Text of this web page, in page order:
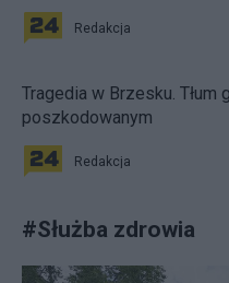
Redakcja
Tragedia w Brzesku. Tłum
poszkodowanym
Redakcja
#Służba zdrowia